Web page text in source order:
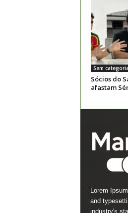
Sem categoria
Sócios do
afastam
Lorem
and
industry's